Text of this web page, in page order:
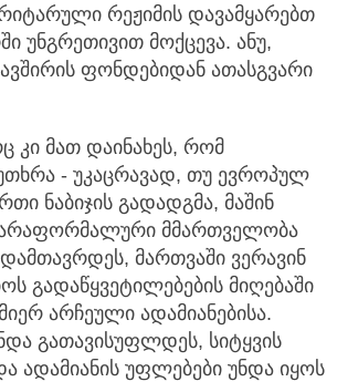
რეჟიმის დავამყარებთ
უნგრეთივით მოქცევა. ანუ,
ფონდებიდან ათასგვარი
კი მათ დაინახეს, რომ
- უკაცრავად, თუ ევროპულ
ნაბიჯის გადადგმა, მაშინ
მმართველობა
დამთავრდეს, მართვაში ვერავინ
გადაწყვეტილებების მიღებაში
არჩეული ადამიანებისა.
გათავისუფლდეს, სიტყვის
ადამიანის უფლებები უნდა იყოს